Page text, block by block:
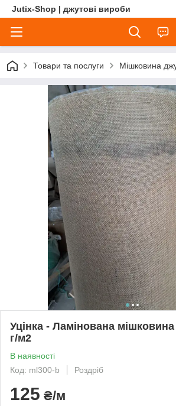
Jutix-Shop | джутові вироби
Товари та послуги Мішковина
Уцінка - Ламінована
г/м2
В наявності
Код: ml300-b
Роздріб
125 ₴/м